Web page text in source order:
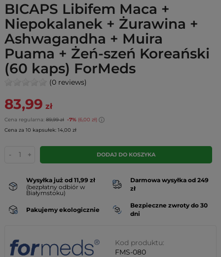
BICAPS Libifem Maca +
Niepokalanek + Żurawina +
Ashwagandha + Muira
Puama + Żeń-szeń Koreański
(60 kaps) ForMeds
(0 reviews)
83,99 zł
Cena regularna: 89,99 zł -7% (6,00 zł)
Cena za 10 kapsułek: 14,00 zł
- + DODAJ DO KOSZYKA
Wysyłka już od 11,99 zł
(bezpłatny odbiór w
Białymstoku)
Darmowa wysyłka od 249
zł
Pakujemy ekologicznie
Bezpieczne zwroty do 30
dni
Kod produktu:
FMS-080